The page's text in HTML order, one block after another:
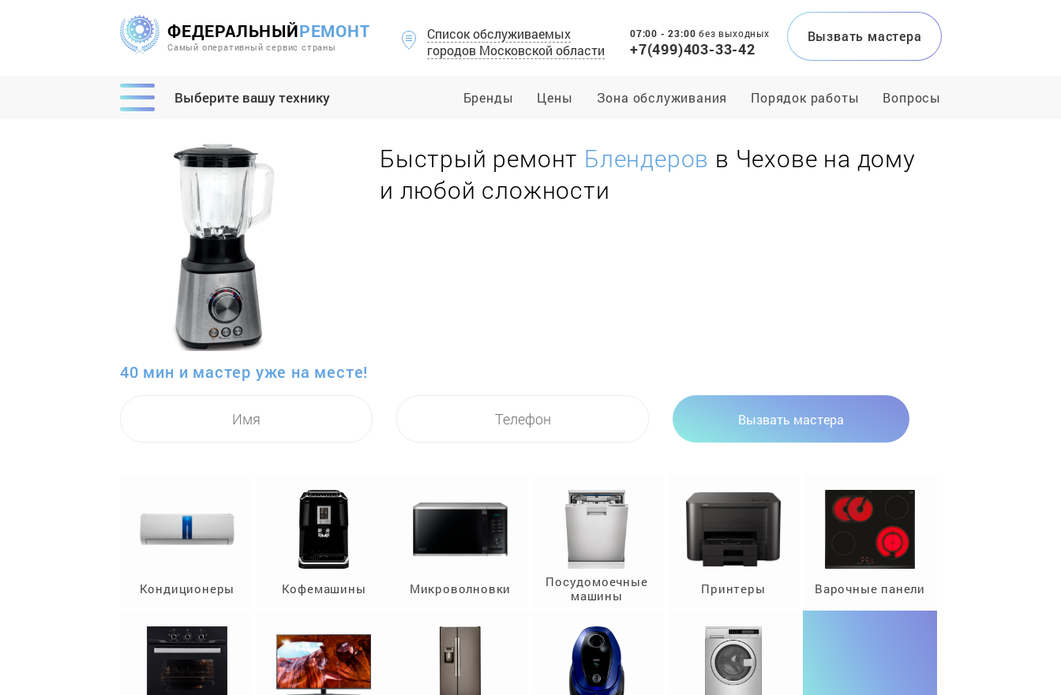
ФЕДЕРАЛЬНЫЙРЕМОНТ
Самый оперативный сервис страны
Список обслуживаемых
городов Московской области
07:00 - 23:00без выходных
+7(499)403-33-42
Вызвать мастера
Выберите вашу технику Бренды Цены Зона обслуживания Порядок работы Вопросы
Быстрый ремонт Блендеров в Чехове на дому
и любой сложности
40 мин и мастер уже на месте!
Вызвать мастера
Кондиционеры Кофемашины Микроволновки
Посудомоечные
машины
Принтеры Варочные панели